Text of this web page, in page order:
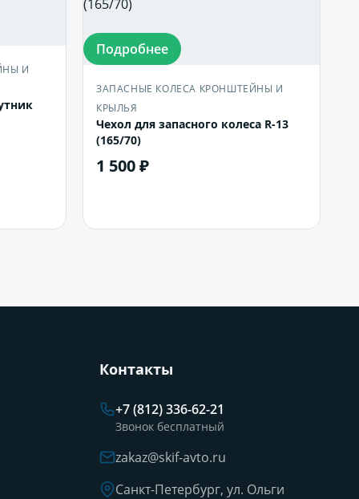
И
Подробнее
ЗАПАСНЫЕ КОЛЕСА КРОНШТЕЙНЫ И
КРЫЛЬЯ
Чехол для запасного колеса R-13
(165/70)
1 500 ₽
Контакты
+7 (812) 336-62-21
Звонок бесплатный
zakaz@skif-avto.ru
Санкт-Петербург, ул. Ольги